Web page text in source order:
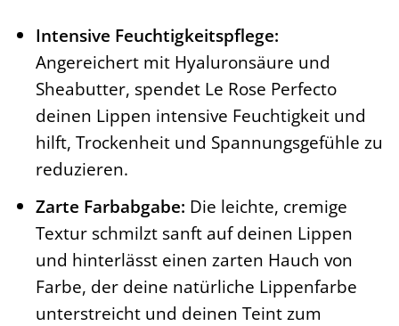
Intensive Feuchtigkeitspflege:
Angereichert mit Hyaluronsäure und
Sheabutter, spendet Le Rose Perfecto
deinen Lippen intensive Feuchtigkeit und
hilft, Trockenheit und Spannungsgefühle zu
reduzieren.
Zarte Farbabgabe: Die leichte, cremige
Textur schmilzt sanft auf deinen Lippen
und hinterlässt einen zarten Hauch von
Farbe, der deine natürliche Lippenfarbe
unterstreicht und deinen Teint zum